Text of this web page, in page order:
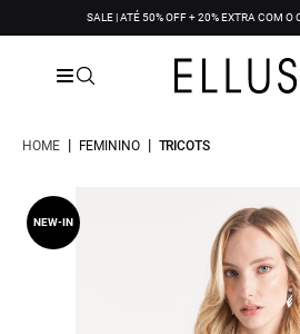
SALE | ATÉ 50% OFF + 20% EXTRA COM O
HOME | FEMININO | TRICOTS
NEW-IN